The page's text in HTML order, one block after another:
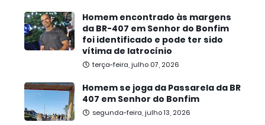
Homem encontrado às margens
da BR-407 em Senhor do Bonfim
foi identificado e pode ter sido
vítima de latrocínio
terça-feira, julho 07, 2026
Homem se joga da Passarela da BR
407 em Senhor do Bonfim
segunda-feira, julho 13, 2026